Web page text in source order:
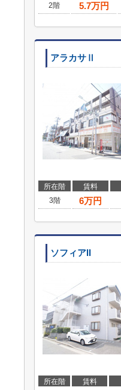
2階
5.7万円
アラカサⅡ
所在階 賃料
3階
6万円
ソフィアII
所在階 賃料